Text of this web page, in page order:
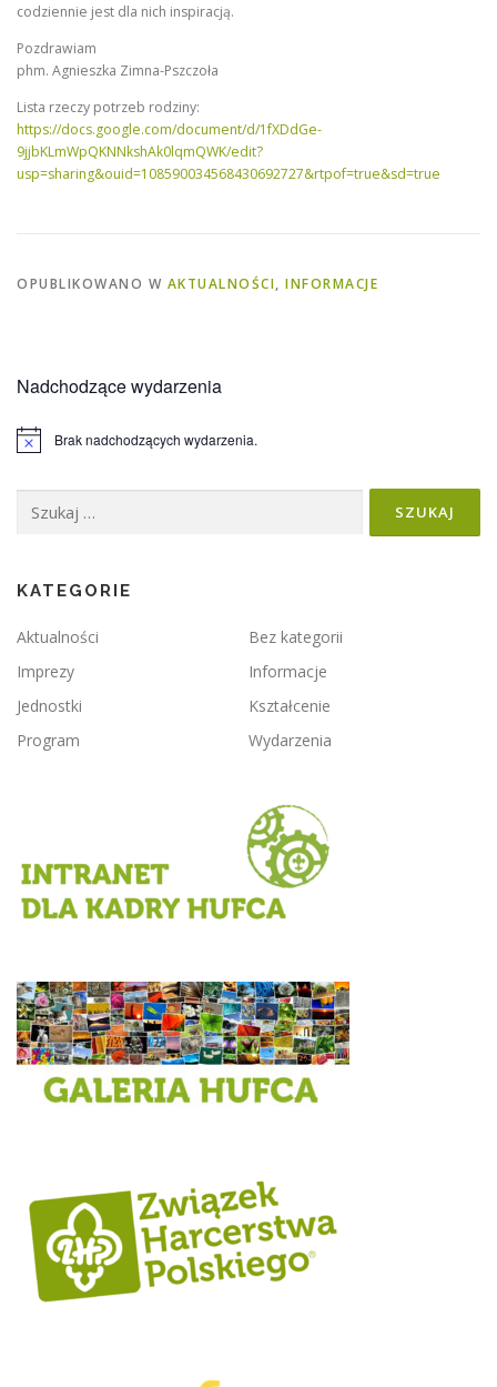
codziennie jest dla nich inspiracją.
Pozdrawiam
phm. Agnieszka Zimna-Pszczoła
Lista rzeczy potrzeb rodziny:
https://docs.google.com/document/d/1fXDdGe-
9jjbKLmWpQKNNkshAk0lqmQWK/edit?
usp=sharing&ouid=108590034568430692727&rtpof=true&sd=true
OPUBLIKOWANO W AKTUALNOŚCI, INFORMACJE
Nadchodzące wydarzenia
Powiadomienie
Brak nadchodzących wydarzenia.
KATEGORIE
Aktualności
Bez kategorii
Imprezy
Informacje
Jednostki
Kształcenie
Program
Wydarzenia